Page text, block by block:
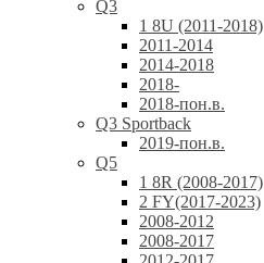
Q3
1 8U (2011-2018)
2011-2014
2014-2018
2018-
2018-пон.в.
Q3 Sportback
2019-пон.в.
Q5
1 8R (2008-2017)
2 FY(2017-2023)
2008-2012
2008-2017